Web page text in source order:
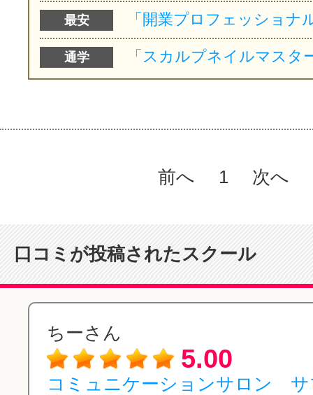
最安
通学
前へ 1 次へ
口コミが投稿されたスクール
ちーさん
5.00
コミュニケーションサロン